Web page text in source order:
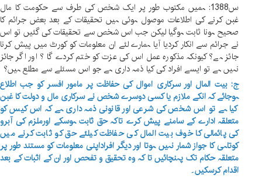
س1388: ہمیں مکتوب طور پر ایک شخص کی طرف سے حکومت کا مال
غبن کرنے کی اطلاعات موصول ہوئی ہیں تحقیقات کے بعد بعض جرائم کا
صحیح ہونا ثابت ہوگیا لیکن جب اس شخص سے تحقیقات کی گئیں تو اس
نے جرائم سے انکار کردیا آیا ہمارے لئے ان معلومات کو کورٹ میں پیش کرنا
جائز ہے؟ کیونکہ مذکورہ عمل اس کی عزت کو ختم کردے گا ؟ اور اگر جائز
نہیں ہے تو ایسے افراد کی کیا ذمہ داری ہے جو اس مسئلے سے مطلع ہیں؟
ج: بیت المال اور سرکاری اموال کی حفاظت پر مامور افسر کو جب اطلاع
ہوجائے کہ انکے ملازم یا کسی دوسرے شخص نے سرکاری مال و دولت کا غبن
کیا ہے تو اس شخص کی شرعی اور قانونی ذمہ داری ہے کہ اس کیس کو
متعلقہ ادارے کے سامنے پیش کرے تاکہ حق ثابت ہوسکے اورملزم کی آبرو
کی پائمالی کا خوف بیت المال کی حفاظت کیلئے حق کو ثابت کرنے میں
کوتاہی کا جواز شمار نہیں ہوتا اور دیگر افراداپنی معلومات کو مستند طور پر
متعلقہ حکام تک پہنچائیں تا کہ وہ تحقیق و تفحص اور ان کے اثبات کے بعد
اقدام کرسکیں۔